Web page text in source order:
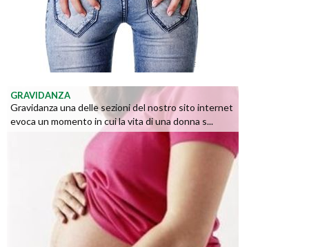
GRAVIDANZA
Gravidanza una delle sezioni del nostro sito internet
evoca un momento in cui la vita di una donna s...